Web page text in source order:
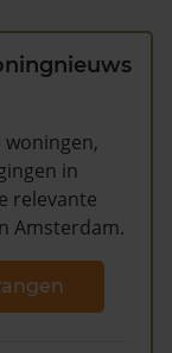
in
relevante
Amsterdam.